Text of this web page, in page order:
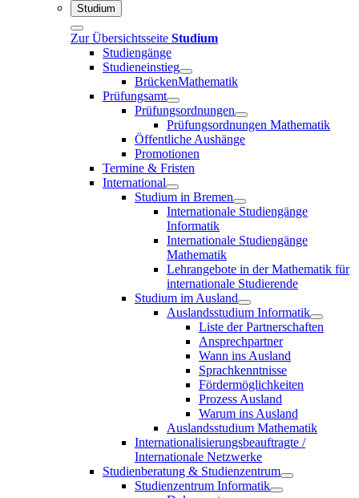
Studium
Zur Übersichtsseite Studium
Studiengänge
Studieneinstieg
BrückenMathematik
Prüfungsamt
Prüfungsordnungen
Prüfungsordnungen Mathematik
Öffentliche Aushänge
Promotionen
Termine & Fristen
International
Studium in Bremen
Internationale Studiengänge
Informatik
Internationale Studiengänge
Mathematik
Lehrangebote in der Mathematik für
internationale Studierende
Studium im Ausland
Auslandsstudium Informatik
Liste der Partnerschaften
Ansprechpartner
Wann ins Ausland
Sprachkenntnisse
Fördermöglichkeiten
Prozess Ausland
Warum ins Ausland
Auslandsstudium Mathematik
Internationalisierungsbeauftragte /
Internationale Netzwerke
Studienberatung & Studienzentrum
Studienzentrum Informatik